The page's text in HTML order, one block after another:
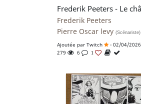
Frederik Peeters
Pierre Oscar levy (Scénariste)
Ajoutée par Twitch
- 02/04/2026
279
6 1